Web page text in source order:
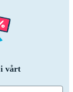
vårt